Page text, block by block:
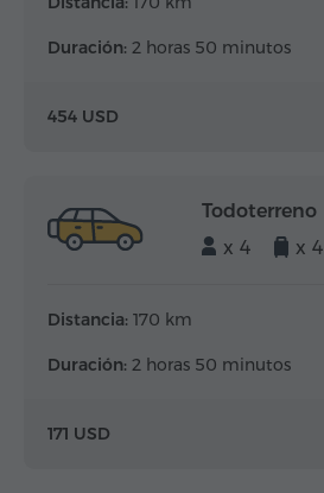
Duración: 2 horas 50 minutos
454 USD
Todoterreno
x 4
x 4
Distancia: 170 km
Duración: 2 horas 50 minutos
171 USD